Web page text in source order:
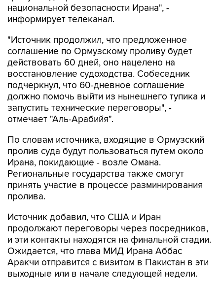
национальной безопасности Ирана", -
информирует телеканал.
"Источник продолжил, что предложенное
соглашение по Ормузскому проливу будет
действовать 60 дней, оно нацелено на
восстановление судоходства. Собеседник
подчеркнул, что 60-дневное соглашение
должно помочь выйти из нынешнего тупика и
запустить технические переговоры", -
отмечает "Аль-Арабийя".
По словам источника, входящие в Ормузский
пролив суда будут пользоваться путем около
Ирана, покидающие - возле Омана.
Региональные государства также смогут
принять участие в процессе разминирования
пролива.
Источник добавил, что США и Иран
продолжают переговоры через посредников,
и эти контакты находятся на финальной стадии.
Ожидается, что глава МИД Ирана Аббас
Аракчи отправится с визитом в Пакистан в эти
выходные или в начале следующей недели.